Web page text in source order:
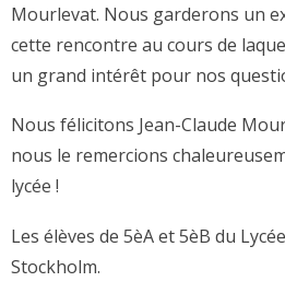
Mourlevat. Nous garderons un
cette rencontre au cours de
un grand intérêt pour nos
Nous félicitons Jean-Claude
nous le remercions
lycée !
Les élèves de 5èA et 5èB du
Stockholm.